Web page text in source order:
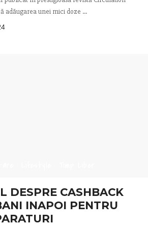
adăugarea unei mici doze ...
DESPRE CASHBACK
INAPOI PENTRU